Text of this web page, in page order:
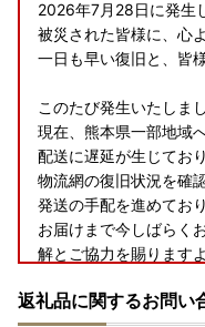
2026年7月28日に発生
被災された皆様に、心
一日も早い復旧と、皆
このたび発生いたしま
現在、熊本県一部地域
配送に遅延が生じており
物流網の復旧状況を確
発送の手配を進めており
お届けまで今しばらく
解とご協力を賜ります
返礼品に関するお問い